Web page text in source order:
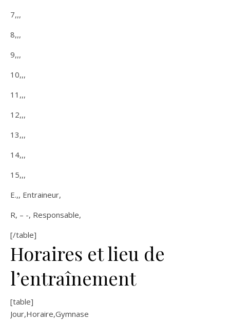
7,,,
8,,,
9,,,
10,,,
11,,,
12,,,
13,,,
14,,,
15,,,
E.,, Entraineur,
R, – -, Responsable,
[/table]
Horaires et lieu de
l’entraînement
[table]
Jour,Horaire,Gymnase